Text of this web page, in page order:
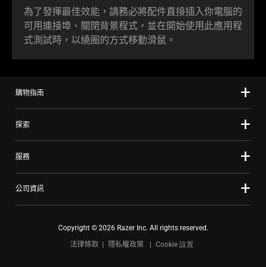
為了發揮最佳效能，請務必將配件直接插入你電腦的
可用連接埠、關閉背景程式，並在開始使用此應用程
式測試時，以繞圈的方式移動滑鼠。
購物指南
探索
服務
公司資訊
Copyright © 2026 Razer Inc. All rights reserved.
法律條款
隱私權政策 Cookie 設置